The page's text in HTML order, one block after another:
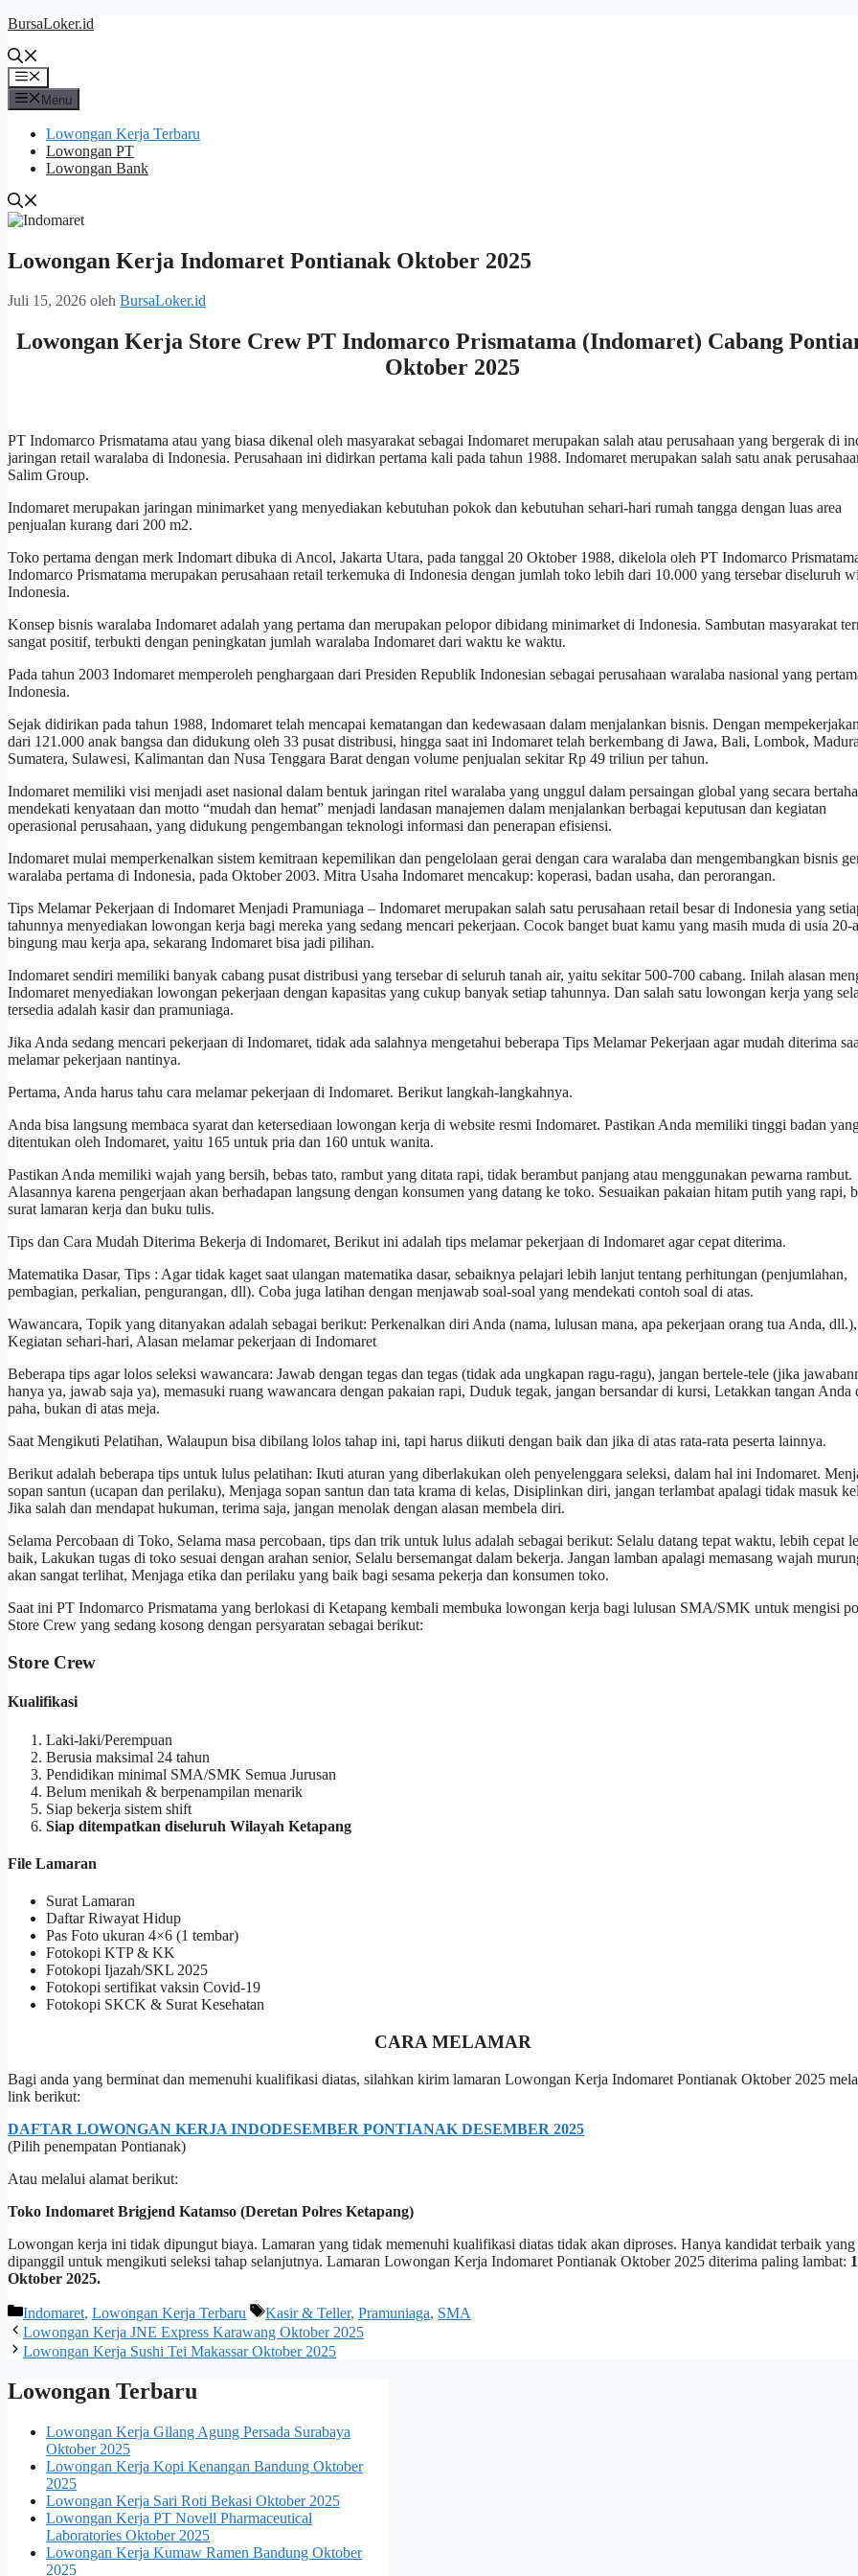
Langsung
isi
BursaLoker.id
Menu
Menu
Lowongan Kerja Terbaru
Lowongan PT
Lowongan Bank
Lowongan Kerja Indomaret Pontianak Oktober 2025
Juli 15, 2026 oleh BursaLoker.id
Lowongan Kerja Store Crew PT Indomarco Prismatama (Indomaret) Cabang
Oktober 2025
PT Indomarco Prismatama atau yang biasa dikenal oleh masyarakat sebagai Indomaret merupakan salah atau perusahaan yang bergerak di
jaringan retail waralaba di Indonesia. Perusahaan ini didirkan pertama kali pada tahun 1988. Indomaret merupakan salah satu anak
Salim Group.
Indomaret merupakan jaringan minimarket yang menyediakan kebutuhan pokok dan kebutuhan sehari-hari rumah tangga dengan luas area
penjualan kurang dari 200 m2.
Toko pertama dengan merk Indomart dibuka di Ancol, Jakarta Utara, pada tanggal 20 Oktober 1988, dikelola oleh PT Indomarco
Indomarco Prismatama merupakan perusahaan retail terkemuka di Indonesia dengan jumlah toko lebih dari 10.000 yang tersebar diseluruh
Indonesia.
Konsep bisnis waralaba Indomaret adalah yang pertama dan merupakan pelopor dibidang minimarket di Indonesia. Sambutan masyarakat
sangat positif, terbukti dengan peningkatan jumlah waralaba Indomaret dari waktu ke waktu.
Pada tahun 2003 Indomaret memperoleh penghargaan dari Presiden Republik Indonesian sebagai perusahaan waralaba nasional yang
Indonesia.
Sejak didirikan pada tahun 1988, Indomaret telah mencapai kematangan dan kedewasaan dalam menjalankan bisnis. Dengan
dari 121.000 anak bangsa dan didukung oleh 33 pusat distribusi, hingga saat ini Indomaret telah berkembang di Jawa, Bali, Lombok,
Sumatera, Sulawesi, Kalimantan dan Nusa Tenggara Barat dengan volume penjualan sekitar Rp 49 triliun per tahun.
Indomaret memiliki visi menjadi aset nasional dalam bentuk jaringan ritel waralaba yang unggul dalam persaingan global yang secara
mendekati kenyataan dan motto “mudah dan hemat” menjadi landasan manajemen dalam menjalankan berbagai keputusan dan kegiatan
operasional perusahaan, yang didukung pengembangan teknologi informasi dan penerapan efisiensi.
Indomaret mulai memperkenalkan sistem kemitraan kepemilikan dan pengelolaan gerai dengan cara waralaba dan mengembangkan bisnis
waralaba pertama di Indonesia, pada Oktober 2003. Mitra Usaha Indomaret mencakup: koperasi, badan usaha, dan perorangan.
Tips Melamar Pekerjaan di Indomaret Menjadi Pramuniaga – Indomaret merupakan salah satu perusahaan retail besar di Indonesia yang
tahunnya menyediakan lowongan kerja bagi mereka yang sedang mencari pekerjaan. Cocok banget buat kamu yang masih muda di usia 20-
bingung mau kerja apa, sekarang Indomaret bisa jadi pilihan.
Indomaret sendiri memiliki banyak cabang pusat distribusi yang tersebar di seluruh tanah air, yaitu sekitar 500-700 cabang. Inilah alasan
Indomaret menyediakan lowongan pekerjaan dengan kapasitas yang cukup banyak setiap tahunnya. Dan salah satu lowongan kerja yang
tersedia adalah kasir dan pramuniaga.
Jika Anda sedang mencari pekerjaan di Indomaret, tidak ada salahnya mengetahui beberapa Tips Melamar Pekerjaan agar mudah diterima
melamar pekerjaan nantinya.
Pertama, Anda harus tahu cara melamar pekerjaan di Indomaret. Berikut langkah-langkahnya.
Anda bisa langsung membaca syarat dan ketersediaan lowongan kerja di website resmi Indomaret. Pastikan Anda memiliki tinggi badan
ditentukan oleh Indomaret, yaitu 165 untuk pria dan 160 untuk wanita.
Pastikan Anda memiliki wajah yang bersih, bebas tato, rambut yang ditata rapi, tidak berambut panjang atau menggunakan pewarna rambut.
Alasannya karena pengerjaan akan berhadapan langsung dengan konsumen yang datang ke toko. Sesuaikan pakaian hitam putih yang rapi,
surat lamaran kerja dan buku tulis.
Tips dan Cara Mudah Diterima Bekerja di Indomaret, Berikut ini adalah tips melamar pekerjaan di Indomaret agar cepat diterima.
Matematika Dasar, Tips : Agar tidak kaget saat ulangan matematika dasar, sebaiknya pelajari lebih lanjut tentang perhitungan (penjumlahan,
pembagian, perkalian, pengurangan, dll). Coba juga latihan dengan menjawab soal-soal yang mendekati contoh soal di atas.
Wawancara, Topik yang ditanyakan adalah sebagai berikut: Perkenalkan diri Anda (nama, lulusan mana, apa pekerjaan orang tua Anda,
Kegiatan sehari-hari, Alasan melamar pekerjaan di Indomaret
Beberapa tips agar lolos seleksi wawancara: Jawab dengan tegas dan tegas (tidak ada ungkapan ragu-ragu), jangan bertele-tele (jika
hanya ya, jawab saja ya), memasuki ruang wawancara dengan pakaian rapi, Duduk tegak, jangan bersandar di kursi, Letakkan tangan Anda
paha, bukan di atas meja.
Saat Mengikuti Pelatihan, Walaupun bisa dibilang lolos tahap ini, tapi harus diikuti dengan baik dan jika di atas rata-rata peserta lainnya.
Berikut adalah beberapa tips untuk lulus pelatihan: Ikuti aturan yang diberlakukan oleh penyelenggara seleksi, dalam hal ini Indomaret.
sopan santun (ucapan dan perilaku), Menjaga sopan santun dan tata krama di kelas, Disiplinkan diri, jangan terlambat apalagi tidak masuk
Jika salah dan mendapat hukuman, terima saja, jangan menolak dengan alasan membela diri.
Selama Percobaan di Toko, Selama masa percobaan, tips dan trik untuk lulus adalah sebagai berikut: Selalu datang tepat waktu, lebih cepat
baik, Lakukan tugas di toko sesuai dengan arahan senior, Selalu bersemangat dalam bekerja. Jangan lamban apalagi memasang wajah
akan sangat terlihat, Menjaga etika dan perilaku yang baik bagi sesama pekerja dan konsumen toko.
Saat ini PT Indomarco Prismatama yang berlokasi di Ketapang kembali membuka lowongan kerja bagi lulusan SMA/SMK untuk mengisi
Store Crew yang sedang kosong dengan persyaratan sebagai berikut:
Store Crew
Kualifikasi
Laki-laki/Perempuan
Berusia maksimal 24 tahun
Pendidikan minimal SMA/SMK Semua Jurusan
Belum menikah & berpenampilan menarik
Siap bekerja sistem shift
Siap ditempatkan diseluruh Wilayah Ketapang
File Lamaran
Surat Lamaran
Daftar Riwayat Hidup
Pas Foto ukuran 4×6 (1 tembar)
Fotokopi KTP & KK
Fotokopi Ijazah/SKL 2025
Fotokopi sertifikat vaksin Covid-19
Fotokopi SKCK & Surat Kesehatan
CARA MELAMAR
Bagi anda yang berminat dan memenuhi kualifikasi diatas, silahkan kirim lamaran Lowongan Kerja Indomaret Pontianak Oktober 2025
link berikut:
DAFTAR LOWONGAN KERJA INDODESEMBER PONTIANAK DESEMBER 2025
(Pilih penempatan Pontianak)
Atau melalui alamat berikut:
Toko Indomaret Brigjend Katamso (Deretan Polres Ketapang)
Lowongan kerja ini tidak dipungut biaya. Lamaran yang tidak memenuhi kualifikasi diatas tidak akan diproses. Hanya kandidat terbaik yang
dipanggil untuk mengikuti seleksi tahap selanjutnya. Lamaran Lowongan Kerja Indomaret Pontianak Oktober 2025 diterima paling lambat:
Oktober 2025.
Kategori
Indomaret, Lowongan Kerja Terbaru Tag
Kasir & Teller, Pramuniaga, SMA
Lowongan Kerja JNE Express Karawang Oktober 2025
Lowongan Kerja Sushi Tei Makassar Oktober 2025
Lowongan Terbaru
Lowongan Kerja Gilang Agung Persada Surabaya
Oktober 2025
Lowongan Kerja Kopi Kenangan Bandung Oktober
2025
Lowongan Kerja Sari Roti Bekasi Oktober 2025
Lowongan Kerja PT Novell Pharmaceutical
Laboratories Oktober 2025
Lowongan Kerja Kumaw Ramen Bandung Oktober
2025